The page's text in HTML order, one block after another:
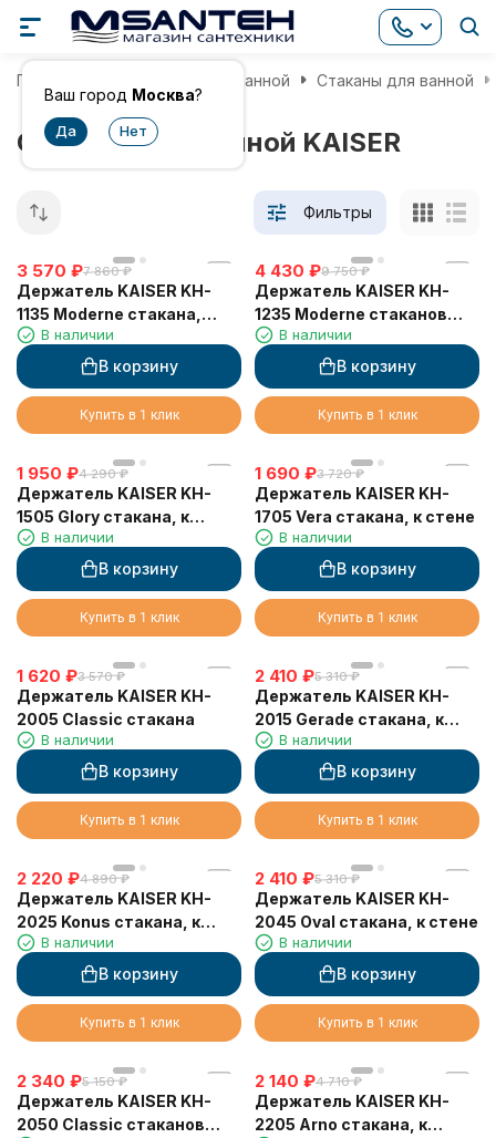
Ваш город Москва?
Главная Аксессуары для ванной Стаканы для ванной
Стаканы для ванной KAISER
Фильтры
3 570 ₽7 860 ₽
Держатель KAISER KH-
1135 Moderne стакана,
настольный
В наличии
В корзину
Купить в 1 клик
4 430 ₽9 750 ₽
Держатель KAISER KH-
1235 Moderne стаканов
двойной, латунь/стекло,
Хром
В наличии
В корзину
Купить в 1 клик
1 950 ₽4 290 ₽
Держатель KAISER KH-
1505 Glory стакана, к
стенеВ наличии
В корзину
Купить в 1 клик
1 690 ₽3 720 ₽
Держатель KAISER KH-
1705 Vera стакана, к стене
В наличии
В корзину
Купить в 1 клик
1 620 ₽3 570 ₽
Держатель KAISER KH-
2005 Classic стакана
В наличии
В корзину
Купить в 1 клик
2 410 ₽5 310 ₽
Держатель KAISER KH-
2015 Gerade стакана, к
стенеВ наличии
В корзину
Купить в 1 клик
2 220 ₽4 890 ₽
Держатель KAISER KH-
2025 Konus стакана, к
стенеВ наличии
В корзину
Купить в 1 клик
2 410 ₽5 310 ₽
Держатель KAISER KH-
2045 Oval стакана, к стене
В наличии
В корзину
Купить в 1 клик
2 340 ₽5 150 ₽
Держатель KAISER KH-
2050 Classic стаканов
2 140 ₽4 710 ₽
Держатель KAISER KH-
2205 Arno стакана, к